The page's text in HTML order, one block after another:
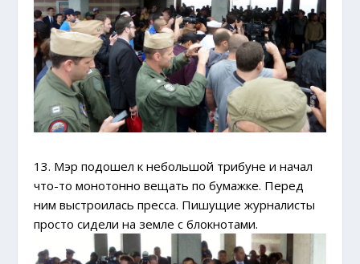
13. Мэр подошел к небольшой трибуне и начал
что-то монотонно вещать по бумажке. Перед
ним выстроилась пресса. Пишущие журналисты
просто сидели на земле с блокнотами.